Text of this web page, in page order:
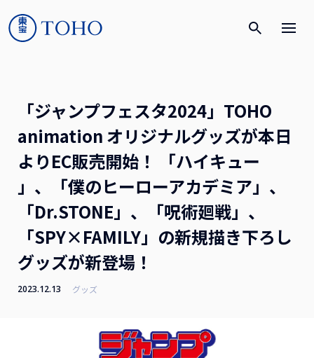
「ジャンプフェスタ2024」TOHO
animation オリジナルグッズが本日
よりEC販売開始！ 「ハイキュー
」、「僕のヒーローアカデミア」、
「Dr.STONE」、「呪術廻戦」、
「SPY×FAMILY」の新規描き下ろし
グッズが新登場！
2023.12.13 グッズ